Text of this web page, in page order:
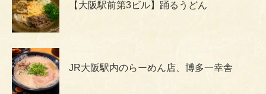
【大阪駅前第3ビル】踊るうどん
JR大阪駅内のらーめん店、博多一幸舎